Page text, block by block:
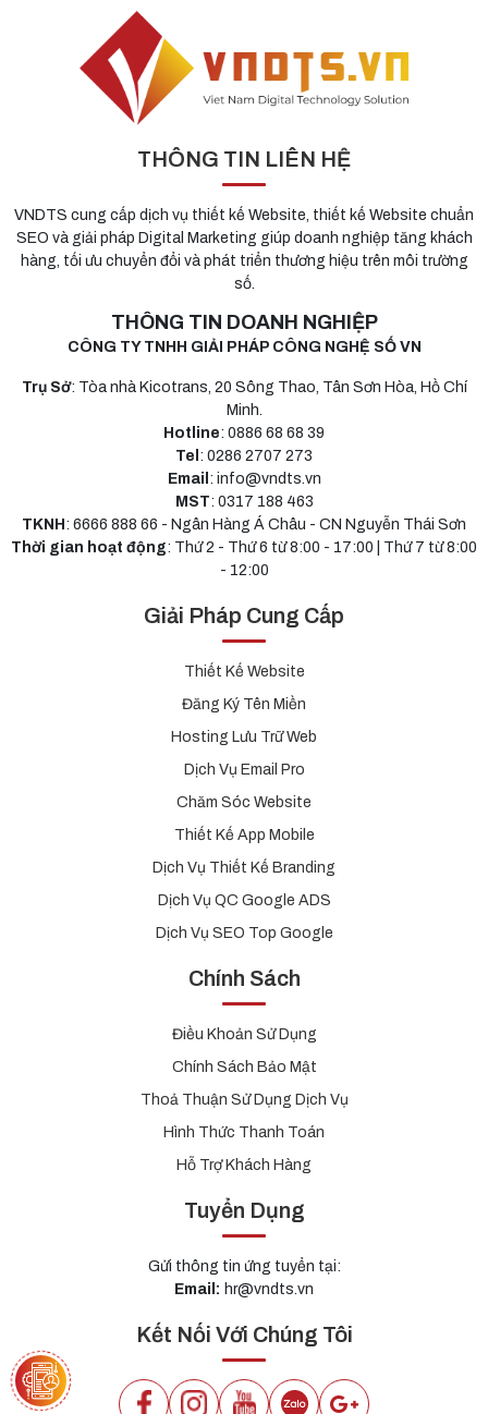
THÔNG TIN LIÊN HỆ
VNDTS cung cấp dịch vụ thiết kế Website, thiết kế Website chuẩn
SEO và giải pháp Digital Marketing giúp doanh nghiệp tăng khách
hàng, tối ưu chuyển đổi và phát triển thương hiệu trên môi trường
số.
THÔNG TIN DOANH NGHIỆP
CÔNG TY TNHH GIẢI PHÁP CÔNG NGHỆ SỐ VN
Trụ Sở: Tòa nhà Kicotrans, 20 Sông Thao, Tân Sơn Hòa, Hồ Chí
Minh.
Hotline: 0886 68 68 39
Tel : 0286 2707 273
Email : info@vndts.vn
MST: 0317 188 463
TKNH : 6666 888 66 - Ngân Hàng Á Châu - CN Nguyễn Thái Sơn
Thời gian hoạt động: Thứ 2 - Thứ 6 từ 8:00 - 17:00 | Thứ 7 từ 8:00
- 12:00
Giải Pháp Cung Cấp
Thiết Kế Website
Đăng Ký Tên Miền
Hosting Lưu Trữ Web
Dịch Vụ Email Pro
Chăm Sóc Website
Thiết Kế App Mobile
Dịch Vụ Thiết Kế Branding
Dịch Vụ QC Google ADS
Dịch Vụ SEO Top Google
Chính Sách
Điều Khoản Sử Dụng
Chính Sách Bảo Mật
Thoả Thuận Sử Dụng Dịch Vụ
Hình Thức Thanh Toán
Hỗ Trợ Khách Hàng
Tuyển Dụng
Gửi thông tin ứng tuyển tại:
Email: hr@vndts.vn
Kết Nối Với Chúng Tôi